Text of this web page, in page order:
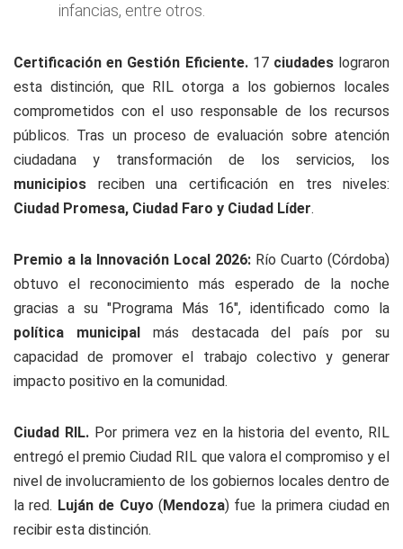
infancias, entre otros.
Certificación en Gestión Eficiente.17 ciudadeslograron
esta distinción, que RIL otorga a los gobiernos locales
comprometidos con el uso responsable de los recursos
públicos. Tras un proceso de evaluación sobre atención
ciudadana y transformación de los servicios, los
municipios reciben una certificación en tres niveles:
Ciudad Promesa, Ciudad Faro y Ciudad Líder.
Premio a la Innovación Local 2026: Río Cuarto (Córdoba)
obtuvo el reconocimiento más esperado de la noche
gracias a su "Programa Más 16", identificado como la
política municipalmás destacada del país por su
capacidad de promover el trabajo colectivo y generar
impacto positivo en la comunidad.
Ciudad RIL.Por primera vez en la historia del evento, RIL
entregó el premio Ciudad RIL que valora el compromiso y el
nivel de involucramiento de los gobiernos locales dentro de
la red. Luján de Cuyo(Mendoza) fue la primera ciudad en
recibir esta distinción.